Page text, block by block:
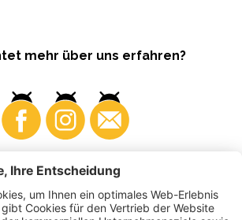
mehr über uns erfahren?
Produzenten